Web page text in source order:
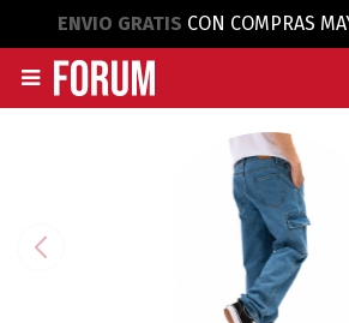
ENVIO GRATIS CON COMPRAS
